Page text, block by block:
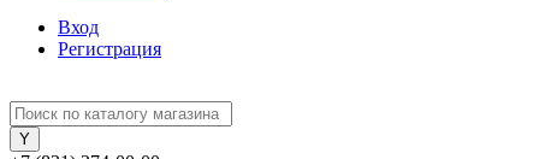
Вход
Регистрация